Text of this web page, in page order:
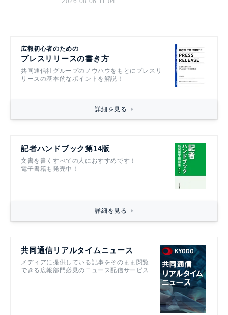
広報初心者のための
プレスリリースの書き方
共同通信社グループのノウハウをもとにプレスリ
リースの基本的なポイントを解説！
詳細を見る
記者ハンドブック第14版
文書を書くすべての人におすすめです！
電子書籍も発売中！
詳細を見る
共同通信リアルタイムニュース
メディアに提供している記事をそのまま閲覧
できる広報部門必見のニュース配信サービス